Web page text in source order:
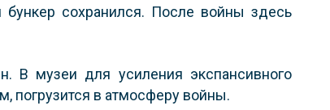
сохранился. После войны здесь
В музеи для усиления экспансивного
погрузится в атмосферу войны.